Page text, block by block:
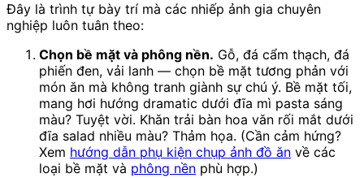
Đây là trình tự bày trí mà các nhiếp ảnh gia chuyên
nghiệp luôn tuân theo:
Chọn bề mặt và phông nền. Gỗ, đá cẩm thạch, đá
phiến đen, vải lanh — chọn bề mặt tương phản với
món ăn mà không tranh giành sự chú ý. Bề mặt tối,
mang hơi hướng dramatic dưới đĩa mì pasta sáng
màu? Tuyệt vời. Khăn trải bàn hoa văn rối mắt dưới
đĩa salad nhiều màu? Thảm họa. (Cần cảm hứng?
Xem hướng dẫn phụ kiện chụp ảnh đồ ăn về các
loại bề mặt và phông nền phù hợp.)